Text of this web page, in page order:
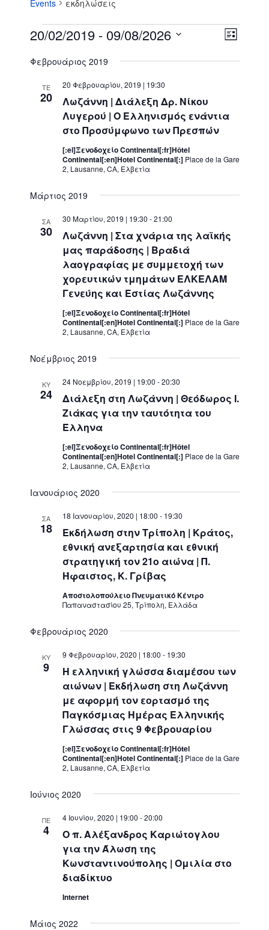
Events εκδηλώσεις
Events
V
e
N
a
i
o
E
v
e
s
v
a
L
s
20/02/2019 - 09/08/2026
e
.
Φεβρουάριος 2019
ΤΕ
20
Λωζάννη | Διάλεξη Δρ. Νίκου
Λυγερού | Ο Ελληνισμός ενάντια
στο Προσύμφωνο των Πρεσπών
20 Φεβρουαρίου, 2019 | 19:30
[:el]Ξενοδοχείο Continental[:fr]Hôtel
Continental[:en]Hotel Continental[:] Place de la Gare
2, Lausanne, CA, Ελβετία
Μάρτιος 2019
ΣΑ
30
Λωζάννη | Στα χνάρια της λαϊκής
μας παράδοσης | Βραδιά
λαογραφίας με συμμετοχή των
χορευτικών τμημάτων ΕΛΚΕΛΑΜ
Γενεύης και Εστίας Λωζάννης
30 Μαρτίου, 2019 | 19:30 -21:00
[:el]Ξενοδοχείο Continental[:fr]Hôtel
Continental[:en]Hotel Continental[:] Place de la Gare
2, Lausanne, CA, Ελβετία
Νοέμβριος 2019
ΚΥ
24
Διάλεξη στη Λωζάννη | Θεόδωρος Ι.
Ζιάκας για την ταυτότητα του
Έλληνα
24 Νοεμβρίου, 2019 | 19:00 -20:30
[:el]Ξενοδοχείο Continental[:fr]Hôtel
Continental[:en]Hotel Continental[:] Place de la Gare
2, Lausanne, CA, Ελβετία
Ιανουάριος 2020
ΣΑ
18
Εκδήλωση στην Τρίπολη | Κράτος,
εθνική ανεξαρτησία και εθνική
στρατηγική τον 21ο αιώνα | Π.
Ήφαιστος, Κ. Γρίβας
18 Ιανουαρίου, 2020 | 18:00 - 19:30
Αποστολοπούλειο Πνευματικό Κέντρο
Παπαναστασίου 25, Τρίπολη, Ελλάδα
Φεβρουάριος 2020
ΚΥ
9
Η ελληνική γλώσσα διαμέσου των
αιώνων | Εκδήλωση στη Λωζάννη
με αφορμή τον εορτασμό της
Παγκόσμιας Ημέρας Ελληνικής
Γλώσσας στις 9 Φεβρουαρίου
9 Φεβρουαρίου, 2020 | 18:00 - 19:30
[:el]Ξενοδοχείο Continental[:fr]Hôtel
Continental[:en]Hotel Continental[:] Place de la Gare
2, Lausanne, CA, Ελβετία
Ιούνιος 2020
ΠΕ
4
Ο π. Αλέξανδρος Καριώτογλου
για την Άλωση της
Κωνσταντινούπολης | Ομιλία στο
διαδίκτυο
4 Ιουνίου, 2020 | 19:00 -20:00
Internet
Μάιος 2022